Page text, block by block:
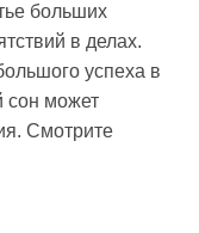
больших
в делах.
успеха в
сон может
Смотрите